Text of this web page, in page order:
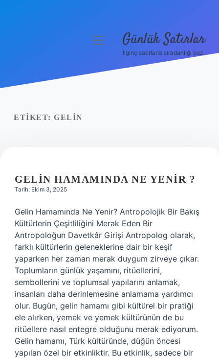
Yasal Uyarı
menüyü Günlük Satırlar
İlginç satırlarla sıradanlığı boz.
ETIKET: GELIN
GELIN HAMAMINDA NE YENIR ?
Tarih: Ekim 3, 2025
Gelin Hamamında Ne Yenir? Antropolojik Bir Bakış
Kültürlerin Çeşitliliğini Merak Eden Bir
Antropoloğun Davetkâr Girişi Antropolog olarak,
farklı kültürlerin geleneklerine dair bir keşif
yaparken her zaman merak duygum zirveye çıkar.
Toplumların günlük yaşamını, ritüellerini,
sembollerini ve toplumsal yapılarını anlamak,
insanları daha derinlemesine anlamama yardımcı
olur. Bugün, gelin hamamı gibi kültürel bir pratiği
ele alırken, yemek ve yemek kültürünün de bu
ritüellere nasıl entegre olduğunu merak ediyorum.
Gelin hamamı, Türk kültüründe, düğün öncesi
yapılan özel bir etkinliktir. Bu etkinlik, sadece bir